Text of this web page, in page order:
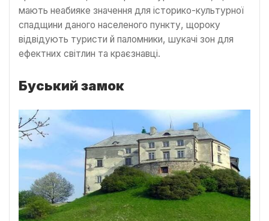
мають неабияке значення для історико-культурної
спадщини даного населеного пункту, щороку
відвідують туристи й паломники, шукачі зон для
ефектних світлин та краєзнавці.
Буський замок